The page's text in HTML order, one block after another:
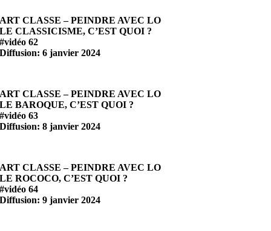
ART CLASSE – PEINDRE AVEC LO
LE CLASSICISME, C’EST QUOI ?
#vidéo 62
Diffusion: 6 janvier 2024
ART CLASSE – PEINDRE AVEC LO
LE BAROQUE, C’EST QUOI ?
#vidéo 63
Diffusion: 8 janvier 2024
ART CLASSE – PEINDRE AVEC LO
LE ROCOCO, C’EST QUOI ?
#vidéo 64
Diffusion: 9 janvier 2024